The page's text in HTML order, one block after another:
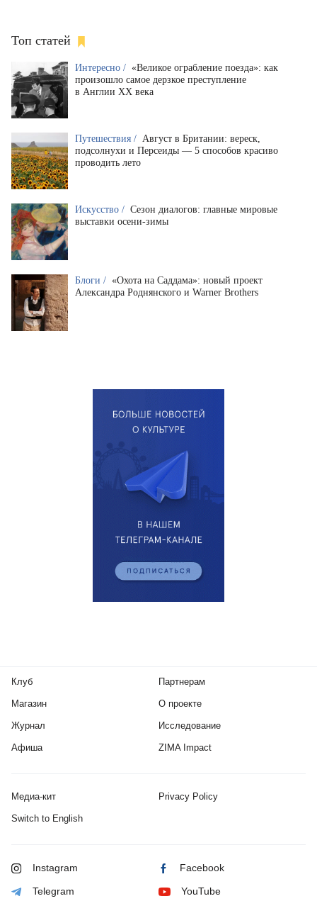
Топ статей
Интересно / «Великое ограбление поезда»: как
произошло самое дерзкое преступление
в Англии XX века
Путешествия / Август в Британии: вереск,
подсолнухи и Персеиды — 5 способов красиво
проводить лето
Искусство / Сезон диалогов: главные мировые
выставки осени-зимы
Блоги / «Охота на Саддама»: новый проект
Александра Роднянского и Warner Brothers
Клуб
Магазин
Журнал
Афиша
Партнерам
О проекте
Исследование
ZIMA Impact
Медиа-кит Privacy Policy
Switch to English
Instagram Facebook
Telegram YouTube